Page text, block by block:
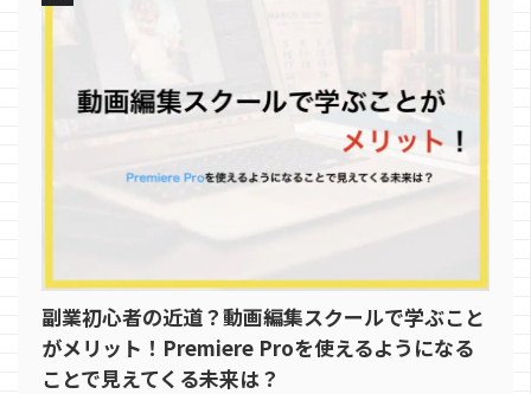
副業初心者の近道？動画編集スクールで学ぶこと
がメリット！Premiere Proを使えるようになる
ことで見えてくる未来は？